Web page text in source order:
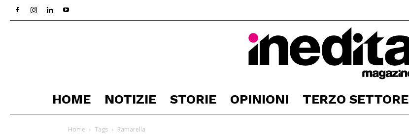
Inedita
HOME NOTIZIE STORIE OPINIONI TERZO SETTORE
Home Tags Ramarella